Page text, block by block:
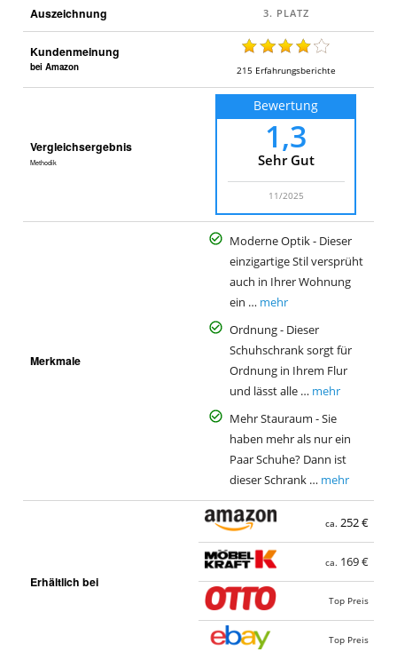
Auszeichnung
Kundenmeinung
bei Amazon 215 Erfahrungsberichte
Vergleichsergebnis
Methodik
Bewertung
1,3
Sehr Gut
11/2025
Merkmale
Moderne Optik - Dieser
einzigartige Stil versprüht
auch in Ihrer Wohnung
ein … mehr
Ordnung - Dieser
Schuhschrank sorgt für
Ordnung in Ihrem Flur
und lässt alle … mehr
Mehr Stauraum - Sie
haben mehr als nur ein
Paar Schuhe? Dann ist
dieser Schrank … mehr
Erhältlich bei
ca. 252 €
ca. 169 €
Top Preis
Top Preis